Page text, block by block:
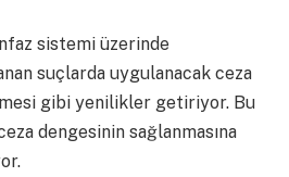
sistemi üzerinde
suçlarda uygulanacak ceza
gibi yenilikler getiriyor. Bu
dengesinin sağlanmasına